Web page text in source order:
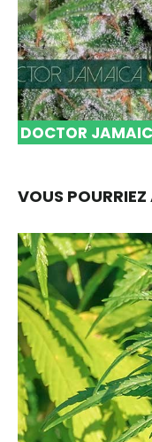
DOCTOR
VOUS POURRIEZ